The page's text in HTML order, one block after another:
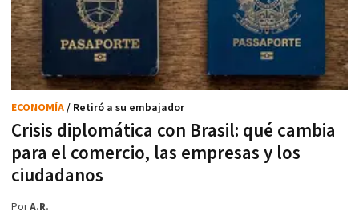
Crisis diplomática con Brasil: qué cambia
para el comercio, las empresas y los
ciudadanos
ECONOMÍA/ Retiró a su embajador
PorA.R.